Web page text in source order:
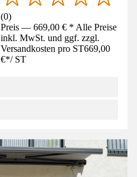
(0)
Preis — 669,00 € * Alle Preise
inkl. MwSt. und ggf. zzgl.
Versandkosten pro ST669,00
€*/ ST